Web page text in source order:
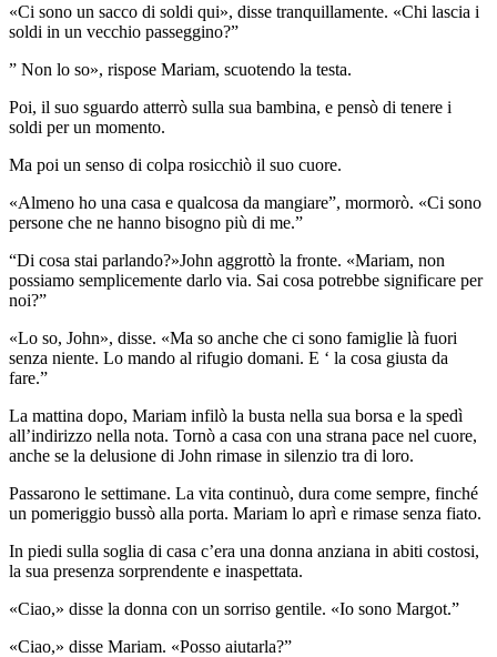
«Ci sono un sacco di soldi qui», disse tranquillamente. «Chi lascia i
soldi in un vecchio passeggino?”
” Non lo so», rispose Mariam, scuotendo la testa.
Poi, il suo sguardo atterrò sulla sua bambina, e pensò di tenere i
soldi per un momento.
Ma poi un senso di colpa rosicchiò il suo cuore.
«Almeno ho una casa e qualcosa da mangiare”, mormorò. «Ci sono
persone che ne hanno bisogno più di me.”
“Di cosa stai parlando?»John aggrottò la fronte. «Mariam, non
possiamo semplicemente darlo via. Sai cosa potrebbe significare per
noi?”
«Lo so, John», disse. «Ma so anche che ci sono famiglie là fuori
senza niente. Lo mando al rifugio domani. E ‘ la cosa giusta da
fare.”
La mattina dopo, Mariam infilò la busta nella sua borsa e la spedì
all’indirizzo nella nota. Tornò a casa con una strana pace nel cuore,
anche se la delusione di John rimase in silenzio tra di loro.
Passarono le settimane. La vita continuò, dura come sempre, finché
un pomeriggio bussò alla porta. Mariam lo aprì e rimase senza fiato.
In piedi sulla soglia di casa c’era una donna anziana in abiti costosi,
la sua presenza sorprendente e inaspettata.
«Ciao,» disse la donna con un sorriso gentile. «Io sono Margot.”
«Ciao,» disse Mariam. «Posso aiutarla?”